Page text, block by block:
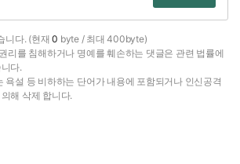
니다. (현재0 byte / 최대 400byte)
리를 침해하거나 명예를 훼손하는 댓글은 관련 법률에
다.
욕설 등 비하하는 단어가 내용에 포함되거나 인신공격
해 삭제 합니다.